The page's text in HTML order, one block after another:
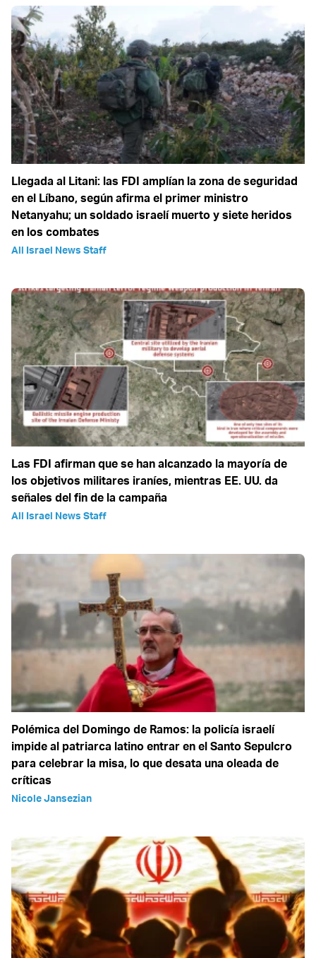
Llegada al Litani: las FDI amplían la zona de seguridad
en el Líbano, según afirma el primer ministro
Netanyahu; un soldado israelí muerto y siete heridos
en los combates
All Israel News Staff
Las FDI afirman que se han alcanzado la mayoría de
los objetivos militares iraníes, mientras EE. UU. da
señales del fin de la campaña
All Israel News Staff
Polémica del Domingo de Ramos: la policía israelí
impide al patriarca latino entrar en el Santo Sepulcro
para celebrar la misa, lo que desata una oleada de
críticas
Nicole Jansezian